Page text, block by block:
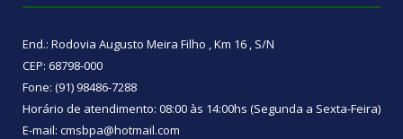
End.: Rodovia Augusto Meira Filho , Km 16 , S/N
CEP: 68798-000
Fone: (91) 98486-7288
Horário de atendimento: 08:00 às 14:00hs (Segunda a Sexta-Feira)
E-mail: cmsbpa@hotmail.com